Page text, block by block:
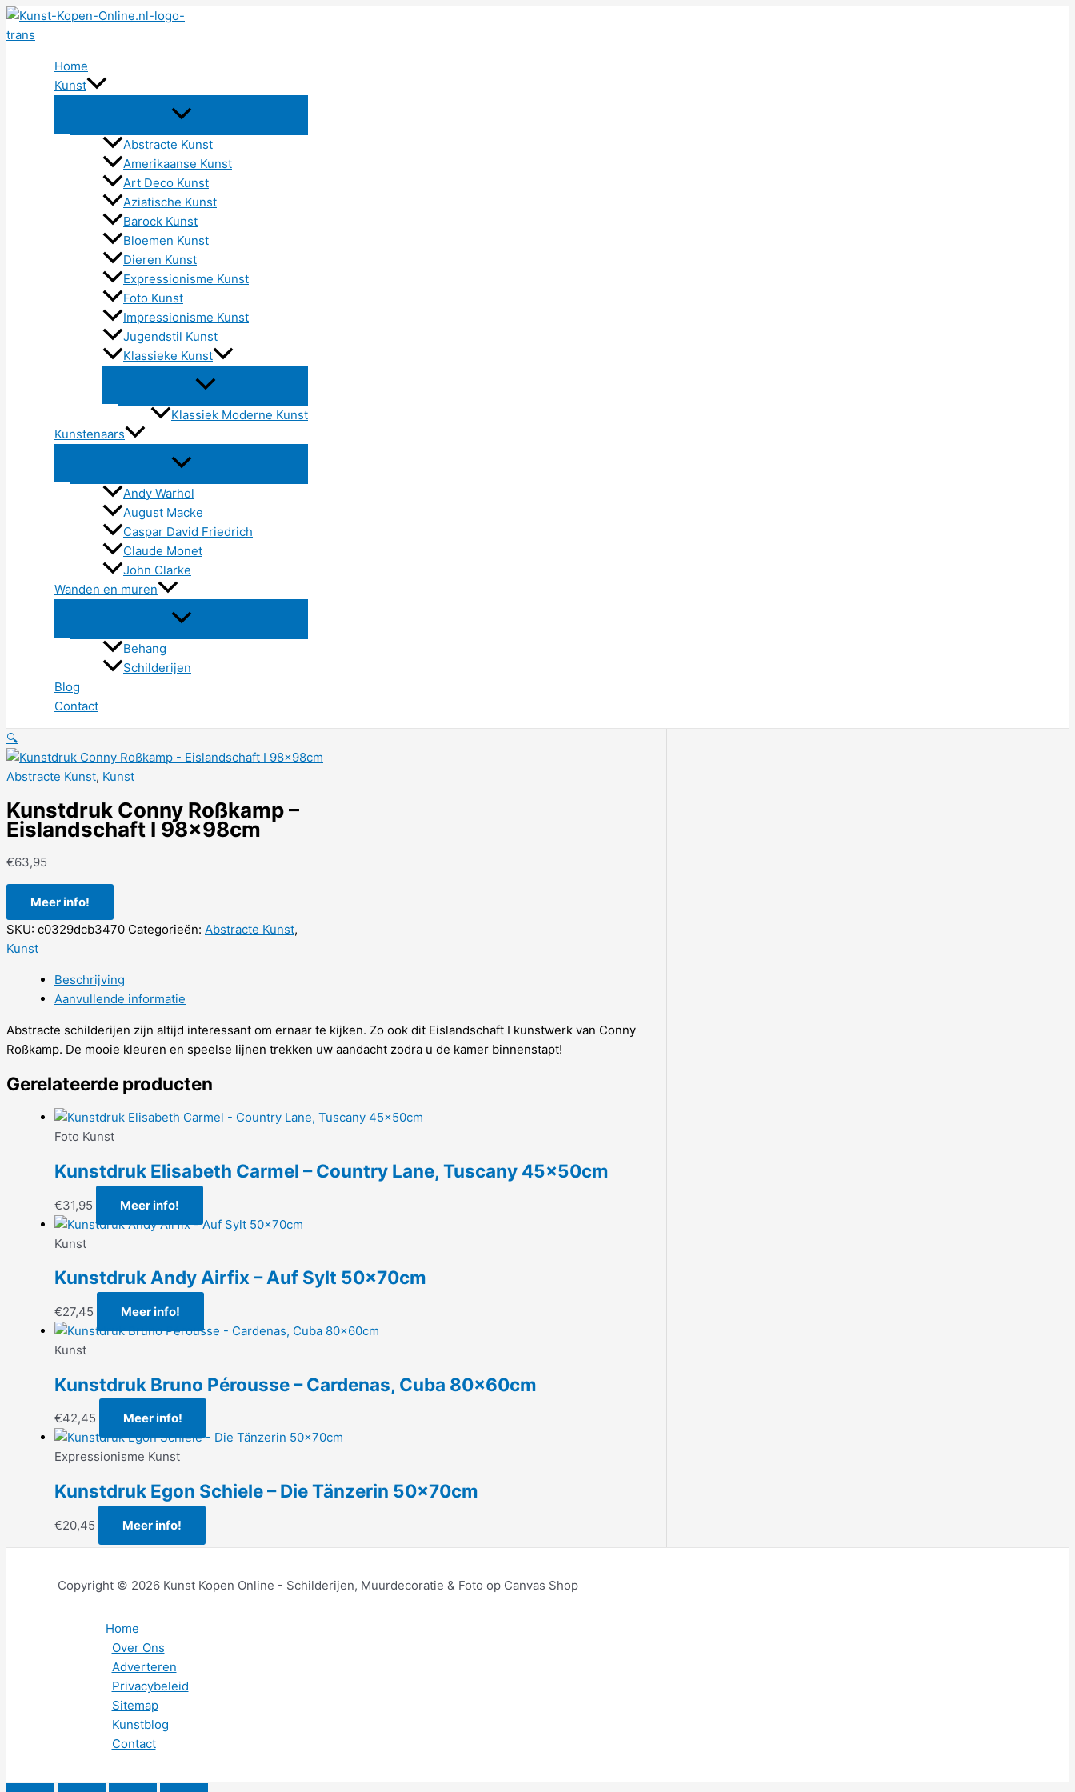
Ga
naar
Home
Kunst
Abstracte Kunst
Amerikaanse Kunst
Art Deco Kunst
Aziatische Kunst
Barock Kunst
Bloemen Kunst
Dieren Kunst
Expressionisme Kunst
Foto Kunst
Impressionisme Kunst
Jugendstil Kunst
Klassieke Kunst
Klassiek Moderne Kunst
Kunstenaars
Andy Warhol
August Macke
Caspar David Friedrich
Claude Monet
John Clarke
Wanden en muren
Behang
Schilderijen
Blog
Contact
🔍
Abstracte Kunst, Kunst
Kunstdruk Conny Roßkamp –
Eislandschaft I 98x98cm
€63,95
Meer info!
SKU: c0329dcb3470 Categorieën: Abstracte Kunst,
Kunst
Beschrijving
Aanvullende informatie
Abstracte schilderijen zijn altijd interessant om ernaar te kijken. Zo ook dit Eislandschaft I kunstwerk van Conny
Roßkamp. De mooie kleuren en speelse lijnen trekken uw aandacht zodra u de kamer binnenstapt!
Gerelateerde producten
Foto Kunst
Kunstdruk Elisabeth Carmel – Country Lane, Tuscany 45x50cm
€31,95 Meer info!
Kunst
Kunstdruk Andy Airfix – Auf Sylt 50x70cm
€27,45 Meer info!
Kunst
Kunstdruk Bruno Pérousse – Cardenas, Cuba 80x60cm
€42,45 Meer info!
Expressionisme Kunst
Kunstdruk Egon Schiele – Die Tänzerin 50x70cm
€20,45 Meer info!
Copyright © 2026 Kunst Kopen Online - Schilderijen, Muurdecoratie & Foto op Canvas Shop
Home
Over Ons
Adverteren
Privacybeleid
Sitemap
Kunstblog
Contact